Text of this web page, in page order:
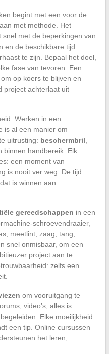
begint met een voor de
met methode. Het
met de beperkingen van
en de beschikbare tijd.
te zijn. Bepaal het doel,
fase van tevoren. Een
op koers te blijven en
project achterlaat uit
Werken in een
is al een manier om
uitrusting: beschermbril
binnen handbereik. Elk
een moment van
is nooit ver weg. De tijd
is winnen aan
gereedschappen in een
schroevendraaier,
meetlint, zaag, tang,
snel onmisbaar, om een
project aan te
zelfs een
om vooruitgang te
video’s, alles is
Elke moeilijkheid
een tip. Online cursussen
het leren,